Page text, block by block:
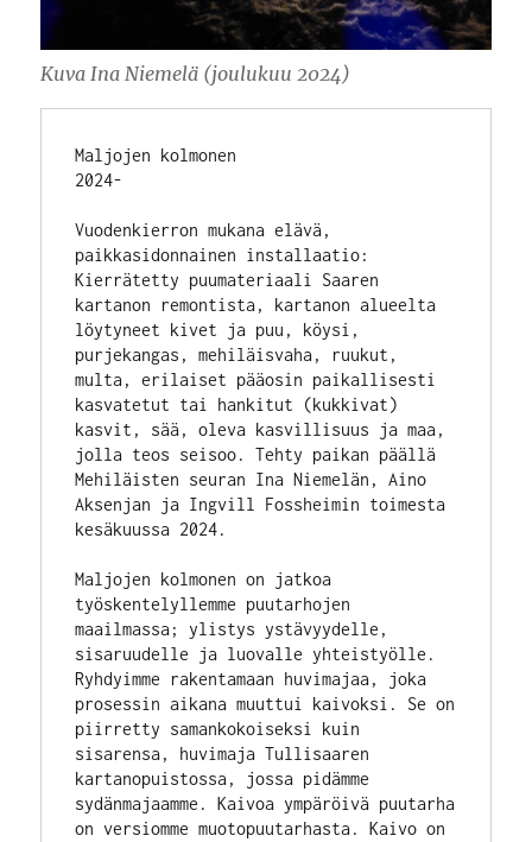
Kuva Ina Niemelä (joulukuu 2024)
Maljojen kolmonen
2024-
Vuodenkierron mukana elävä,
paikkasidonnainen installaatio:
Kierrätetty puumateriaali Saaren
kartanon remontista, kartanon alueelta
löytyneet kivet ja puu, köysi,
purjekangas, mehiläisvaha, ruukut,
multa, erilaiset pääosin paikallisesti
kasvatetut tai hankitut (kukkivat)
kasvit, sää, oleva kasvillisuus ja maa,
jolla teos seisoo. Tehty paikan päällä
Mehiläisten seuran Ina Niemelän, Aino
Aksenjan ja Ingvill Fossheimin toimesta
kesäkuussa 2024.
Maljojen kolmonen on jatkoa
työskentelyllemme puutarhojen
maailmassa; ylistys ystävyydelle,
sisaruudelle ja luovalle yhteistyölle.
Ryhdyimme rakentamaan huvimajaa, joka
prosessin aikana muuttui kaivoksi. Se on
piirretty samankokoiseksi kuin
sisarensa, huvimaja Tullisaaren
kartanopuistossa, jossa pidämme
sydänmajaamme. Kaivoa ympäröivä puutarha
on versiomme muotopuutarhasta. Kaivo on